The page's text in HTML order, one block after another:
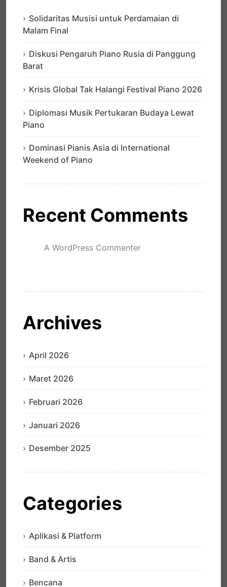
Solidaritas Musisi untuk Perdamaian di
Malam Final
Diskusi Pengaruh Piano Rusia di Panggung
Barat
Krisis Global Tak Halangi Festival Piano 2026
Diplomasi Musik Pertukaran Budaya Lewat
Piano
Dominasi Pianis Asia di International
Weekend of Piano
Recent Comments
A WordPress Commenter
Archives
April 2026
Maret 2026
Februari 2026
Januari 2026
Desember 2025
Categories
Aplikasi & Platform
Band & Artis
Bencana